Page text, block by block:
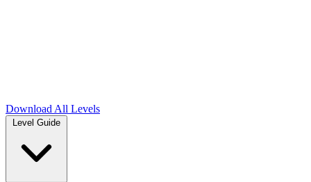
Download All Levels
Level Guide